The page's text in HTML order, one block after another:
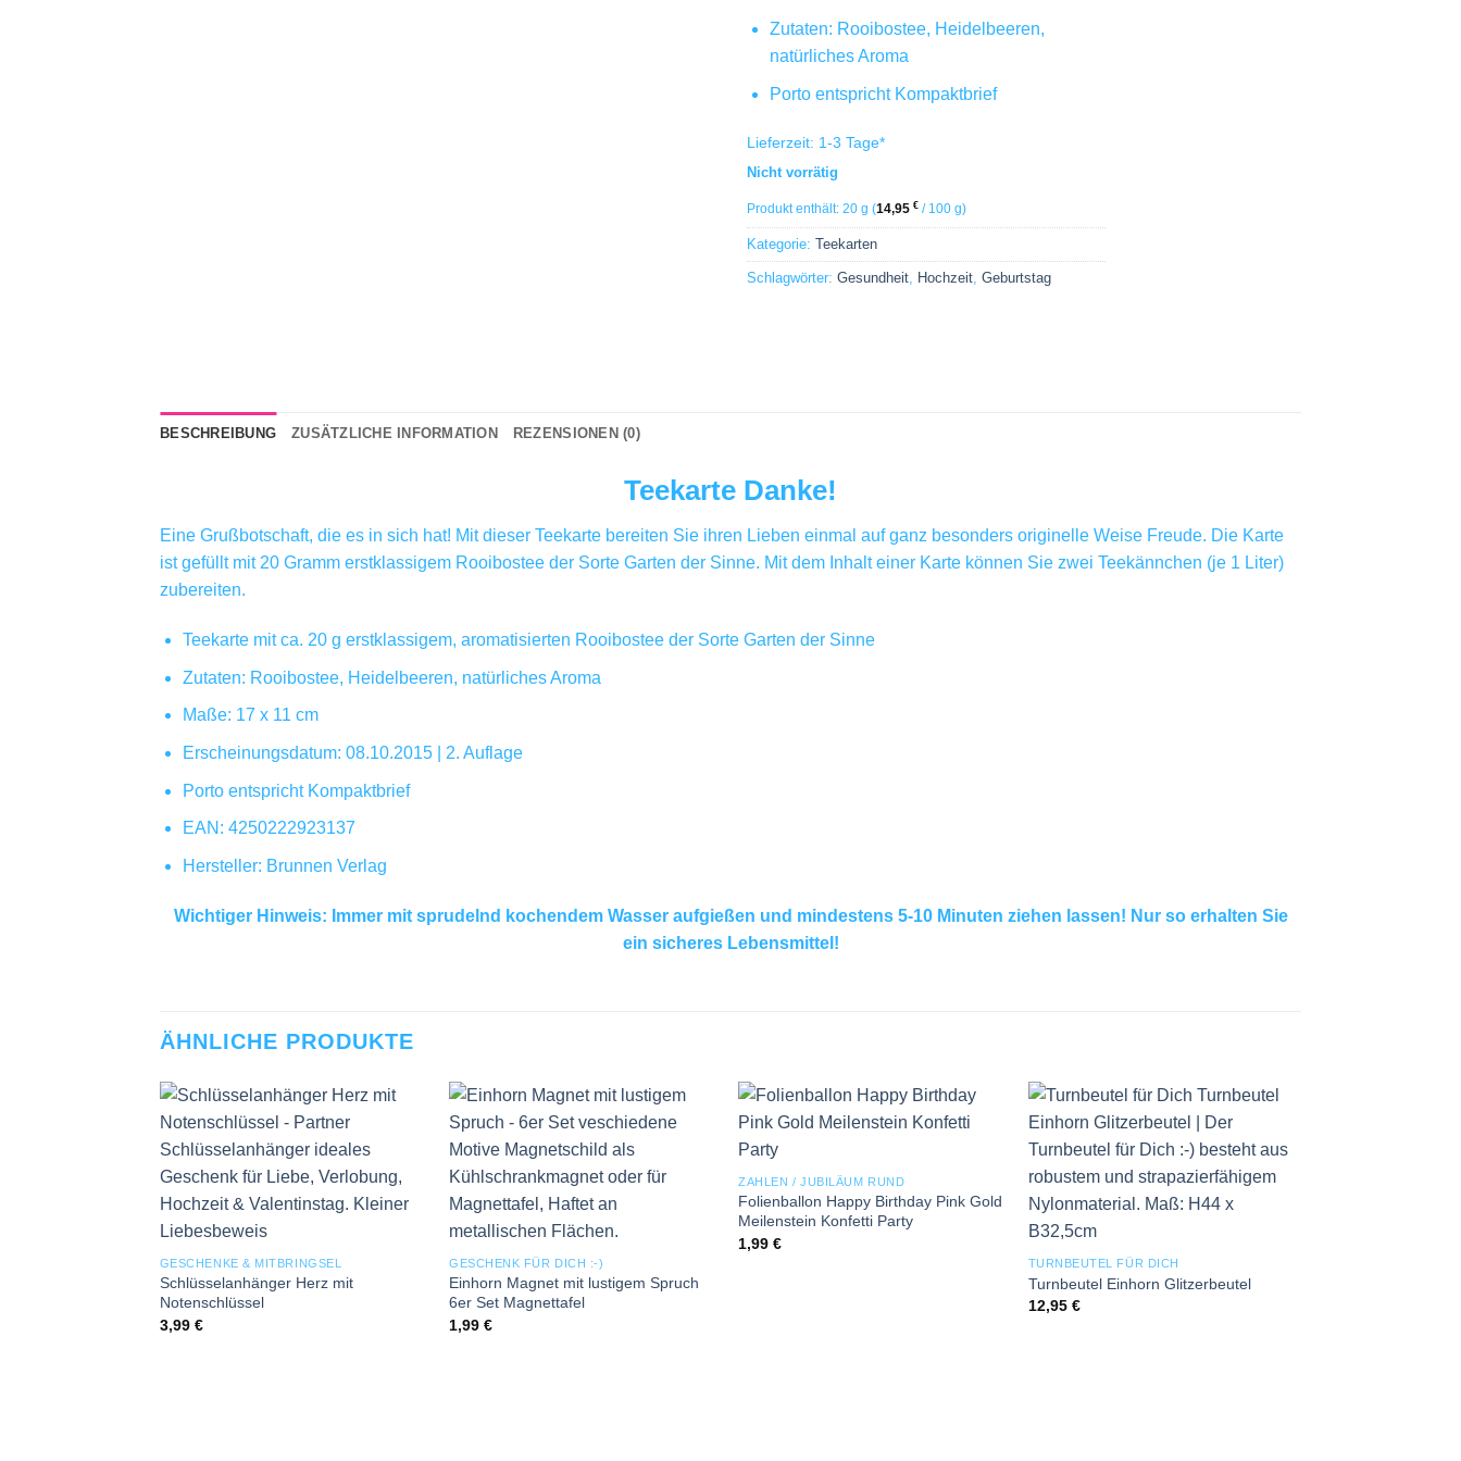
Zutaten: Rooibostee, Heidelbeeren,
natürliches Aroma
Porto entspricht Kompaktbrief
Lieferzeit: 1-3 Tage*
Nicht vorrätig
Produkt enthält: 20 g (14,95 € / 100 g)
Kategorie: Teekarten
Schlagwörter: Gesundheit Hochzeit Geburtstag
BESCHREIBUNG ZUSÄTZLICHE INFORMATION REZENSIONEN (0)
Teekarte Danke!
Eine Grußbotschaft, die es in sich hat! Mit dieser Teekarte bereiten Sie ihren Lieben einmal auf ganz besonders originelle Weise Freude. Die Karte
ist gefüllt mit 20 Gramm erstklassigem Rooibostee der Sorte Garten der Sinne. Mit dem Inhalt einer Karte können Sie zwei Teekännchen (je 1 Liter)
zubereiten.
Teekarte mit ca. 20 g erstklassigem, aromatisierten Rooibostee der Sorte Garten der Sinne
Zutaten: Rooibostee, Heidelbeeren, natürliches Aroma
Maße: 17 x 11 cm
Erscheinungsdatum: 08.10.2015 | 2. Auflage
Porto entspricht Kompaktbrief
EAN: 4250222923137
Hersteller: Brunnen Verlag
Wichtiger Hinweis: Immer mit sprudelnd kochendem Wasser aufgießen und mindestens 5-10 Minuten ziehen lassen! Nur so erhalten Sie
ein sicheres Lebensmittel!
ÄHNLICHE PRODUKTE
wishlist
GESCHENKE & MITBRINGSEL
Schlüsselanhänger Herz mit
Notenschlüssel
3,99 €
GESCHENK FÜR DICH :-)
Einhorn Magnet mit lustigem Spruch
6er Set Magnettafel
1,99€
ZAHLEN / JUBILÄUM RUND
Folienballon Happy Birthday Pink Gold
Meilenstein Konfetti Party
1,99€
Add to
wishlist
TURNBEUTEL FÜR DICH
Turnbeutel Einhorn Glitzerbeutel
12,95 €